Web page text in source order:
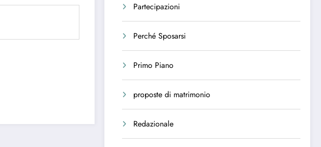
Partecipazioni
Perché Sposarsi
Primo Piano
proposte di matrimonio
Redazionale